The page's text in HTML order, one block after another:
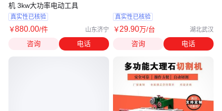
机 3kw大功率电动工具
真实性已核验
￥880.00/件 山东济宁
咨询 电话
真实性已核验
￥29.90万/台 湖北武汉
咨询 电话